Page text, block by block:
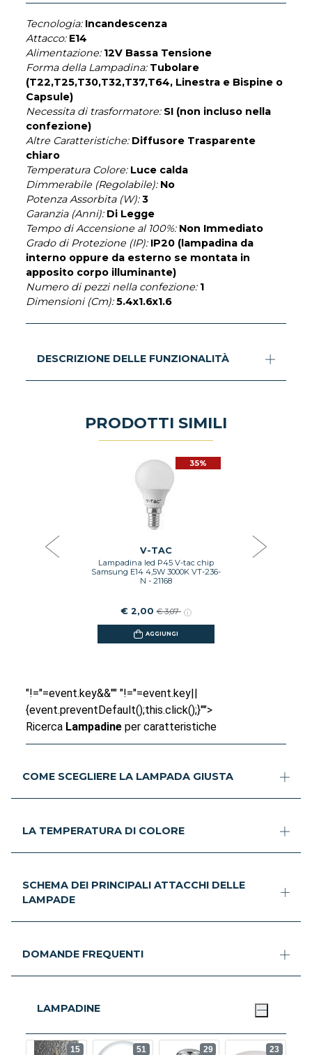
Tecnologia: Incandescenza
Attacco: E14
Alimentazione: 12V Bassa Tensione
Forma della Lampadina: Tubolare
(T22,T25,T30,T32,T37,T64, Linestra e Bispine o
Capsule)
Necessita di trasformatore: SI (non incluso nella
confezione)
Altre Caratteristiche: Diffusore Trasparente
chiaro
Temperatura Colore: Luce calda
Dimmerabile (Regolabile): No
Potenza Assorbita (W): 3
Garanzia (Anni): Di Legge
Tempo di Accensione al 100%: Non Immediato
Grado di Protezione (IP): IP20 (lampadina da
interno oppure da esterno se montata in
apposito corpo illuminante)
Numero di pezzi nella confezione: 1
Dimensioni (Cm): 5.4x1.6x1.6
DESCRIZIONE DELLE FUNZIONALITÀ
PRODOTTI SIMILI
35%
V-TAC
Lampadina led P45 V-tac chip
Samsung E14 4,5W 3000K VT-236-
N - 21168
€ 2,00 € 3,07
AGGIUNGI
"!="=event.key&&"" "!="=event.key||
{event.preventDefault();this.click();}"">
Ricerca Lampadineper caratteristiche
COME SCEGLIERE LA LAMPADA GIUSTA
LA TEMPERATURA DI COLORE
SCHEMA DEI PRINCIPALI ATTACCHI DELLE
LAMPADE
DOMANDE FREQUENTI
LAMPADINE
15 51 29 23